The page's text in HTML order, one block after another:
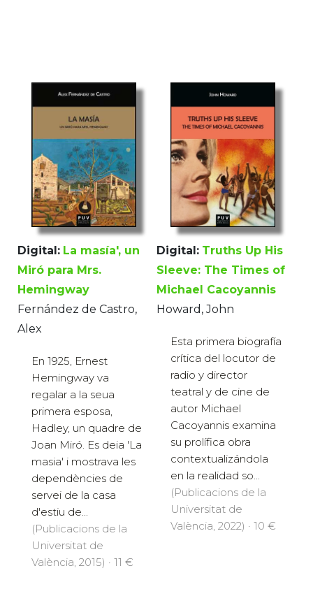
Digital: La masía', un
Miró para Mrs.
Hemingway
Fernández de Castro,
Alex
En 1925, Ernest
Hemingway va
regalar a la seua
primera esposa,
Hadley, un quadre de
Joan Miró. Es deia 'La
masia' i mostrava les
dependències de
servei de la casa
d'estiu de...
(Publicacions de la
Universitat de
València, 2015) · 11 €
Digital: Truths Up His
Sleeve: The Times of
Michael Cacoyannis
Howard, John
Esta primera biografía
crítica del locutor de
radio y director
teatral y de cine de
autor Michael
Cacoyannis examina
su prolífica obra
contextualizándola
en la realidad so...
(Publicacions de la
Universitat de
València, 2022) · 10 €